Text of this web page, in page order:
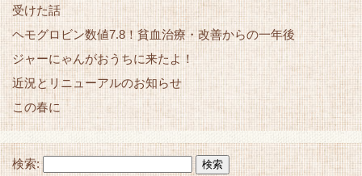
受けた話
ヘモグロビン数値7.8！貧血治療・改善からの一年後
ジャーにゃんがおうちに来たよ！
近況とリニューアルのお知らせ
この春に
検索: